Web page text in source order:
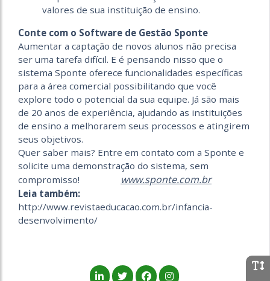
valores de sua instituição de ensino.
Conte com o Software de Gestão Sponte
Aumentar a captação de novos alunos não precisa
ser uma tarefa difícil. E é pensando nisso que o
sistema Sponte oferece funcionalidades específicas
para a área comercial possibilitando que você
explore todo o potencial da sua equipe. Já são mais
de 20 anos de experiência, ajudando as instituições
de ensino a melhorarem seus processos e atingirem
seus objetivos.
Quer saber mais? Entre em contato com a Sponte e
solicite uma demonstração do sistema, sem
compromisso! www.sponte.com.br
Leia também:
http://www.revistaeducacao.com.br/infancia-
desenvolvimento/